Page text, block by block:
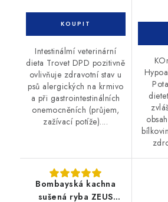
Intestinálmí veterinární
dieta Trovet DPD pozitivně
ovlivňuje zdravotní stav u
psů alergických na krmivo
a při gastrointestinálních
onemocněních (průjem,
zažívací potíže)....
Bombayská kachna
sušená ryba ZEUS